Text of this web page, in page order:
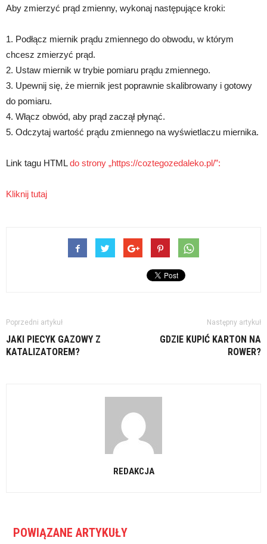
Aby zmierzyć prąd zmienny, wykonaj następujące kroki:
1. Podłącz miernik prądu zmiennego do obwodu, w którym
chcesz zmierzyć prąd.
2. Ustaw miernik w trybie pomiaru prądu zmiennego.
3. Upewnij się, że miernik jest poprawnie skalibrowany i gotowy
do pomiaru.
4. Włącz obwód, aby prąd zaczął płynąć.
5. Odczytaj wartość prądu zmiennego na wyświetlaczu miernika.
Link tagu HTMLdo strony „https://coztegozedaleko.pl/”:
Kliknij tutaj
Poprzedni artykuł
JAKI PIECYK GAZOWY Z
KATALIZATOREM?
Następny artykuł
GDZIE KUPIĆ KARTON NA
ROWER?
REDAKCJA
POWIĄZANE ARTYKUŁY